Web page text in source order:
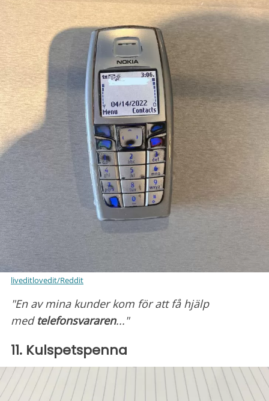
liveditlovedit/Reddit
"En av mina kunder kom för att få hjälp
med telefonsvararen..."
11. Kulspetspenna